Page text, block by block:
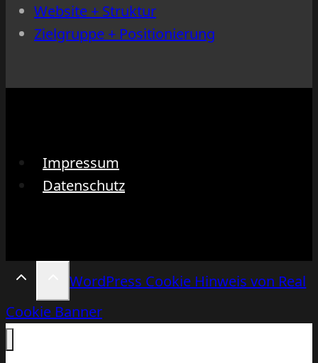
Website + Struktur
Zielgruppe + Positionierung
Impressum
Datenschutz
WordPress Cookie Hinweis von Real
Cookie Banner